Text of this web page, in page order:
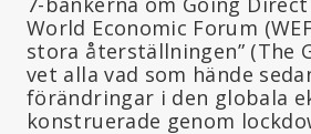
World Economic Forum
stora återställningen” (The
vet alla vad som hände
förändringar i den globala
konstruerade genom